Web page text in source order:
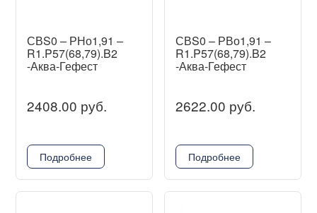
СВS0 – РНо1,91 –
R1.P57(68,79).B2
-Аква-Гефест
2408.00 руб.
Подробнее
СВS0 – РВо1,91 –
R1.P57(68,79).B2
-Аква-Гефест
2622.00 руб.
Подробнее